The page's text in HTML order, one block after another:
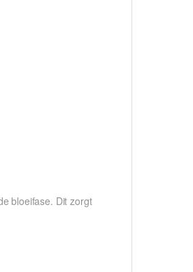
bloeifase. Dit zorgt